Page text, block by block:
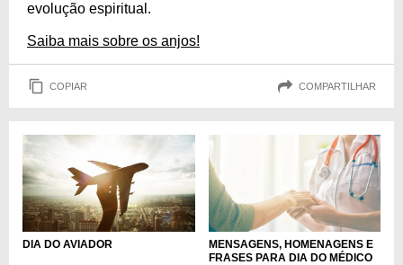
evolução espiritual.
Saiba mais sobre os anjos!
COPIAR COMPARTILHAR
DIA DO AVIADOR
MENSAGENS, HOMENAGENS E
FRASES PARA DIA DO MÉDICO